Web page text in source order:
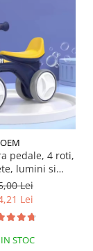
OEM
pedale, 4 roti,
lumini si
de sapun
Lei
Lei
IN STOC